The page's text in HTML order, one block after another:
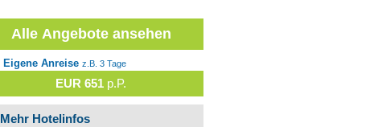
Alle Angebote ansehen
Eigene Anreise z.B. 3 Tage
EUR 651 p.P.
Mehr Hotelinfos